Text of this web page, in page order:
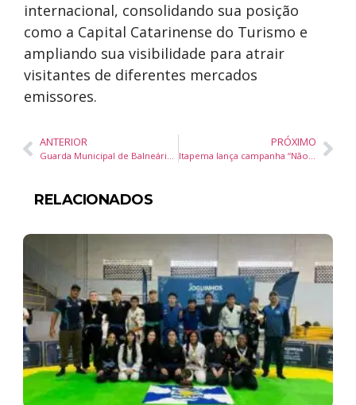
internacional, consolidando sua posição
como a Capital Catarinense do Turismo e
ampliando sua visibilidade para atrair
visitantes de diferentes mercados
emissores.
ANTERIOR
Guarda Municipal de Balneário Camboriú conquista título no Sul-Americano de Jiu-Jitsu
PRÓXIMO
Itapema lança campanha “Não dê esmola, sua ajuda me mantém na rua” com apoio de forças de segurança e poder público
RELACIONADOS